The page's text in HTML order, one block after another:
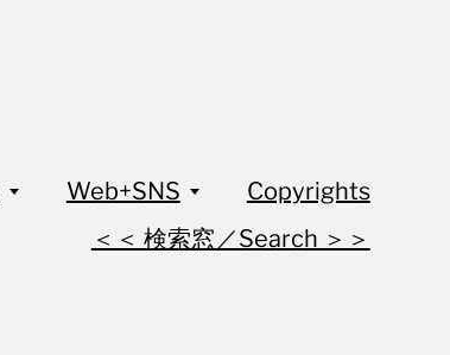
Web+SNS
Copyrights
＜＜ 検索窓／Search ＞＞